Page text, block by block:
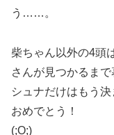
う……。
柴ちゃん以外の4頭
さんが見つかるまで
シュナだけはもう決
おめでとう！
(;O;)